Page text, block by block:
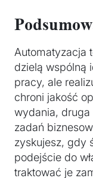
Automatyzacja
dzielą wspólną
pracy, ale
chroni jakość
wydania, druga
zadań
zyskujesz, gdy
podejście do
traktować je